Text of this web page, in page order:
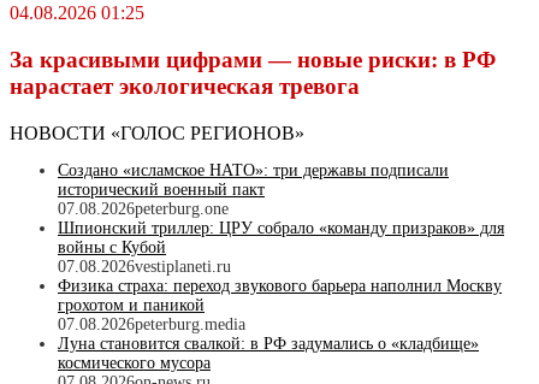
04.08.2026 01:25
За красивыми цифрами — новые риски: в РФ
нарастает экологическая тревога
НОВОСТИ «ГОЛОС РЕГИОНОВ»
Создано «исламское НАТО»: три державы подписали
исторический военный пакт
07.08.2026peterburg.one
Шпионский триллер: ЦРУ собрало «команду призраков» для
войны с Кубой
07.08.2026vestiplaneti.ru
Физика страха: переход звукового барьера наполнил Москву
грохотом и паникой
07.08.2026peterburg.media
Луна становится свалкой: в РФ задумались о «кладбище»
космического мусора